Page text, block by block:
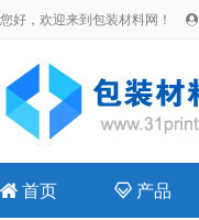
您好，欢迎来到包装材料网！ 
 首页  产品